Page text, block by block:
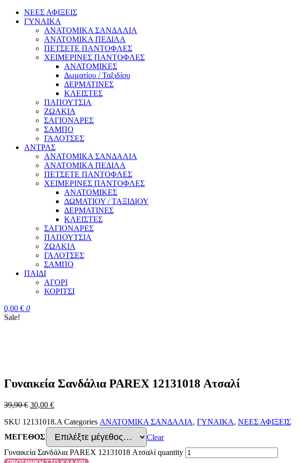
ΝΕΕΣ ΑΦΙΞΕΙΣ
ΓΥΝΑΙΚΑ
ΑΝΑΤΟΜΙΚΑ ΣΑΝΔΑΛΙΑ
ΑΝΑΤΟΜΙΚΑ ΠΕΔΙΛΑ
ΠΕΤΣΕΤΕ ΠΑΝΤΟΦΛΕΣ
ΧΕΙΜΕΡΙΝΕΣ ΠΑΝΤΟΦΛΕΣ
ΑΝΑΤΟΜΙΚΕΣ
Δωματίου / Ταξιδίου
ΔΕΡΜΑΤΙΝΕΣ
ΚΛΕΙΣΤΕΣ
ΠΑΠΟΥΤΣΙΑ
ΖΩΑΚΙΑ
ΣΑΓΙΟΝΑΡΕΣ
ΣΑΜΠΟ
ΓΑΛΟΤΣΕΣ
ΑΝΤΡΑΣ
ΑΝΑΤΟΜΙΚΑ ΣΑΝΔΑΛΙΑ
ΑΝΑΤΟΜΙΚΑ ΠΕΔΙΛΑ
ΠΕΤΣΕΤΕ ΠΑΝΤΟΦΛΕΣ
ΧΕΙΜΕΡΙΝΕΣ ΠΑΝΤΟΦΛΕΣ
ΑΝΑΤΟΜΙΚΕΣ
ΔΩΜΑΤΙΟΥ / ΤΑΞΙΔΙΟΥ
ΔΕΡΜΑΤΙΝΕΣ
ΚΛΕΙΣΤΕΣ
ΣΑΓΙΟΝΑΡΕΣ
ΠΑΠΟΥΤΣΙΑ
ΖΩΑΚΙΑ
ΓΑΛΟΤΣΕΣ
ΣΑΜΠΟ
ΠΑΙΔΙ
ΑΓΟΡΙ
ΚΟΡΙΤΣΙ
0,00 € 0
Sale!
Γυναικεία Σανδάλια PAREX 12131018 Ατσαλί
39,90€ 30,00 €
SKU 12131018.A Categories ΑΝΑΤΟΜΙΚΑ ΣΑΝΔΑΛΙΑ, ΓΥΝΑΙΚΑ, ΝΕΕΣ ΑΦΙΞΕΙΣ
ΜΕΓΕΘΟΣ
Clear
Γυναικεία Σανδάλια PAREX 12131018 Ατσαλί quantity